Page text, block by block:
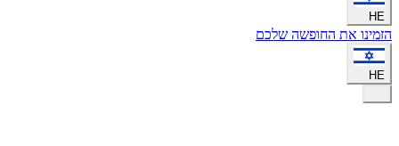
HE
הזמינו את החופשה שלכם
HE